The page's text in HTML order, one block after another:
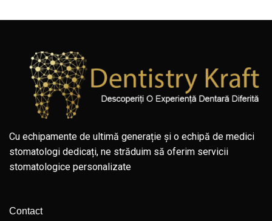
Cu echipamente de ultimă generație și o echipă de medici
stomatologi dedicați, ne străduim să oferim servicii
stomatologice personalizate
Contact